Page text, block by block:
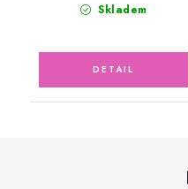
Skladem